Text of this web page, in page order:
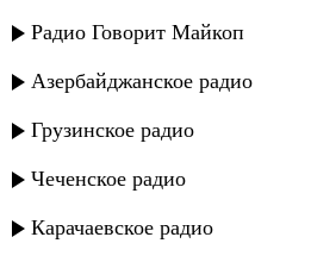
Радио Говорит Майкоп
Азербайджанское радио
Грузинское радио
Чеченское радио
Карачаевское радио
Мисрина Магомедова -
Мисрина Магомедова -
Мисрина Магомедова -